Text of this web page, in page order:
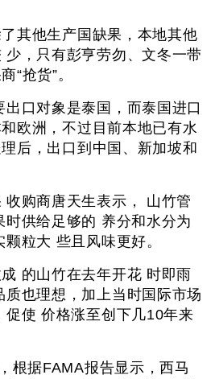
其他生产国缺果，本地其他
，只有彭亨劳勿、文冬一带
“抢货”。
口对象是泰国，而泰国进口
欧洲，不过目前本地已有水
后，出口到中国、新加坡和
收购商唐天生表示， 山竹管
供给足够的 养分和水分为
粒大 些且风味更好。
的山竹在去年开花 时即雨
也理想，加上当时国际市场
促使 价格涨至创下几10年来
根据FAMA报告显示，西马